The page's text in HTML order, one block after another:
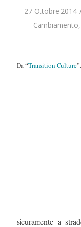
27 Ottobre 2014
Cambiamento,
Da “Transition Culture
sicuramente a